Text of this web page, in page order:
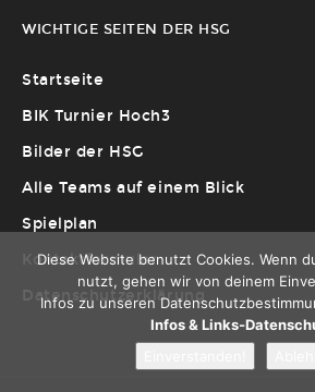
WICHTIGE SEITEN DER HSG
Startseite
BIK Turnier Hoch3
Bilder der HSG
Alle Teams auf einem Blick
Spielplan
Kontaktformular
Datenschutzerklärung
Diese Website benutzt Cookies. Wenn
nutzt, gehen wir von deinem
Infos zu unseren
Infos & Links-